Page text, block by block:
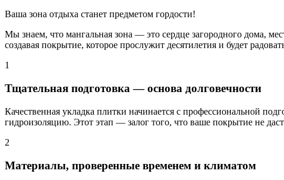
Ваша зона отдыха станет предметом гордости!
Мы знаем, что мангальная зона — это сердце загородного дома,
создавая покрытие, которое прослужит десятилетия и будет
1
Тщательная подготовка — основа долговечности
Качественная укладка плитки начинается с профессиональной
гидроизоляцию. Этот этап — залог того, что ваше покрытие не
2
Материалы, проверенные временем и климатом